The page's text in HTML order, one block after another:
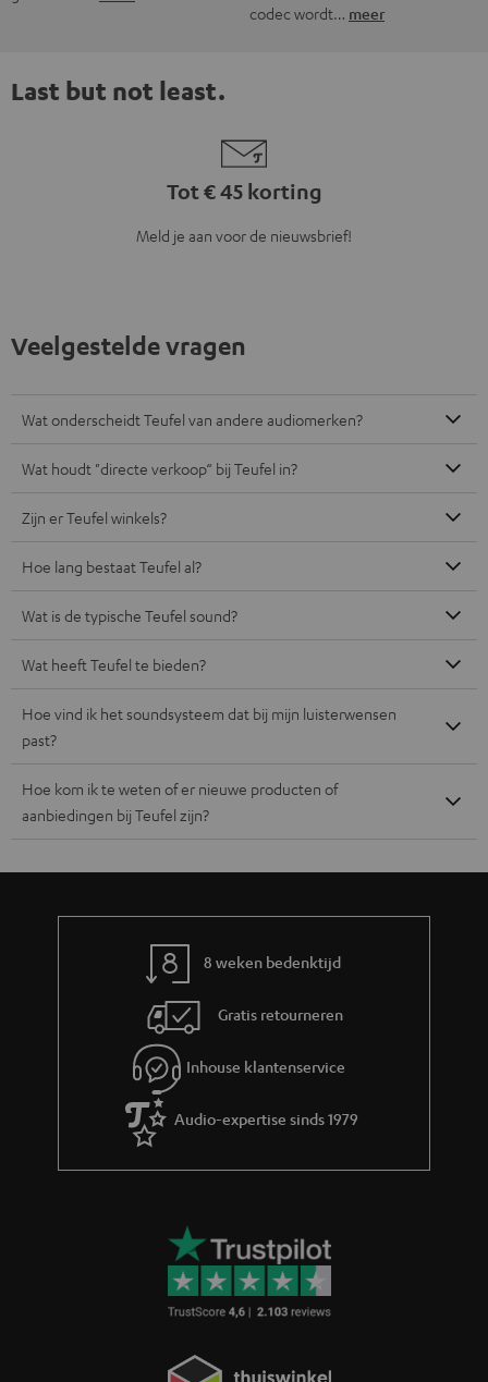
codec wordt… meer
Last but not least.
Tot € 45 korting
Meld je aan voor de nieuwsbrief!
Veelgestelde vragen
Wat onderscheidt Teufel van andere audiomerken?
Wat houdt "directe verkoop“ bij Teufel in?
Zijn er Teufel winkels?
Hoe lang bestaat Teufel al?
Wat is de typische Teufel sound?
Wat heeft Teufel te bieden?
Hoe vind ik het soundsysteem dat bij mijn luisterwensen
past?
Hoe kom ik te weten of er nieuwe producten of
aanbiedingen bij Teufel zijn?
8 weken bedenktijd
Gratis retourneren
Inhouse klantenservice
Audio-expertise sinds 1979